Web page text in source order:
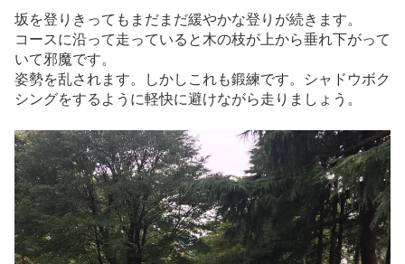
坂を登りきってもまだまだ緩やかな登りが続きます。
コースに沿って走っていると木の枝が上から垂れ下がって
いて邪魔です。
姿勢を乱されます。しかしこれも鍛練です。シャドウボク
シングをするように軽快に避けながら走りましょう。